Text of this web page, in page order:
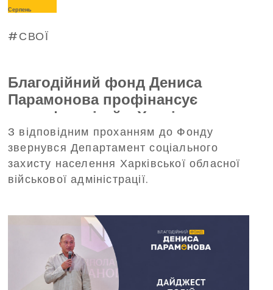
Серпень
СВОЇ
Благодійний фонд Дениса
Парамонова профінансує
трансфер дітей з Харківщини на
відпочинок до Польщі
З відповідним проханням до Фонду
звернувся Департамент соціального
захисту населення Харківської обласної
військової адміністрації.